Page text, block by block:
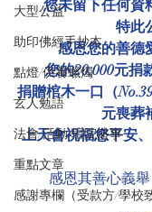
大型公益
助印佛經手抄本
點燈/供養蠟燭
玄人勉語
法會/活動/壇院盛事
重點文章
感謝專欄（受款方/學校
您未留下任何資
特此
感恩您的善德
您的20,000元捐
捐贈棺木一口（
元喪葬
上天會祝福您平安
感恩其善心義